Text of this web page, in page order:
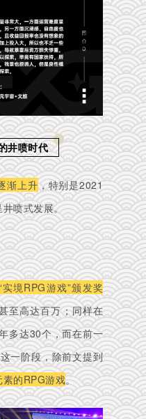
井喷时代
渐上升，特别是2021
喷式发展。
境RPG游戏”颁发奖
至高达百万；同样在
多达30个，而在前一
一阶段，除前文提到
的RPG游戏。